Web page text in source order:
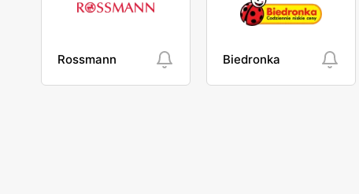
Rossmann Biedronka